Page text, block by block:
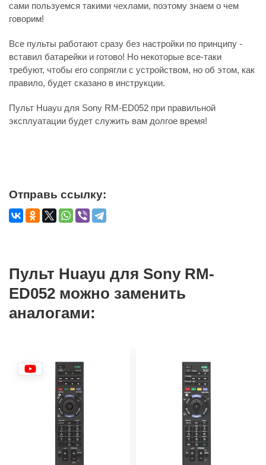
сами пользуемся такими чехлами, поэтому знаем о чем
говорим!
Все пульты работают сразу без настройки по принципу -
вставил батарейки и готово! Но некоторые все-таки
требуют, чтобы его сопрягли с устройством, но об этом, как
правило, будет сказано в инструкции.
Пульт Huayu для Sony RM-ED052 при правильной
эксплуатации будет служить вам долгое время!
Отправь ссылку:
Пульт Huayu для Sony RM-
ED052 можно заменить
аналогами: